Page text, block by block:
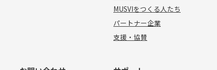
MUSVIをつくる人たち
パートナー企業
支援・協賛